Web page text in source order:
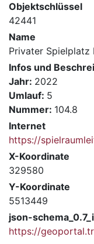
Objektschlüssel
42441
Name
Privater Spielplatz
Infos und
Jahr: 2022
Umlauf: 5
Nummer: 104.8
Internet
https://
X-Koordinate
329580
Y-Koordinate
5513449
json-
https://